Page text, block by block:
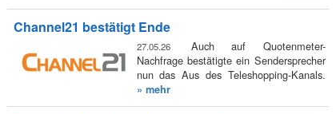
Channel21 bestätigt Ende
27.05.26
Auch auf Quotenmeter-
Nachfrage bestätigte ein Sendersprecher
nun das Aus des Teleshopping-Kanals.
» mehr